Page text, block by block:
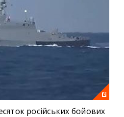
російських бойових